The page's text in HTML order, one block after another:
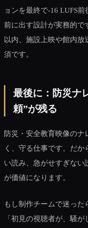
ョンを最終で-16 LUFS
前に出す設計が実務的で
以内、施設上映や館内
須です。
最後に：防災ナ
頼”が残る
防災・安全教育映像のナ
く、守る仕事です。だ
い読み、急がせすぎな
が価値になります。
もし制作チームで迷った
「初見の視聴者が、騒